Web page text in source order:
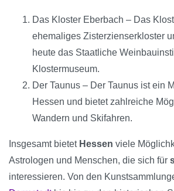
Das Kloster Eberbach – Das
ehemaliges Zisterzienserkloster
heute das Staatliche
Klostermuseum.
Der Taunus – Der Taunus ist ein
Hessen und bietet zahlreiche
Wandern und Skifahren.
Insgesamt bietet Hessen viele
Astrologen und Menschen, die sich für
interessieren. Von den